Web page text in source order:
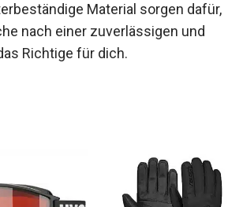
Material sorgen dafür,
nach einer zuverlässigen und
Richtige für dich.